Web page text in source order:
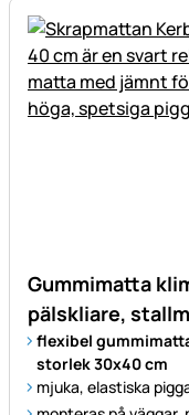
Gummimatta
pälskliare,
flexibel
storlek 30x40 cm
mjuka, elastiska